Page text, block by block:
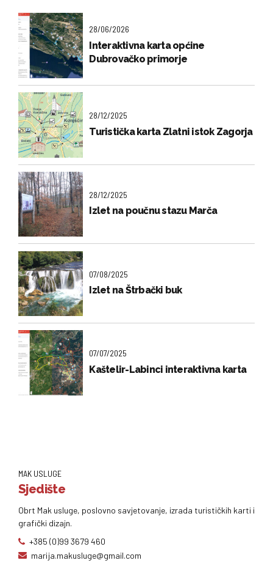
28/06/2026
Interaktivna karta općine
Dubrovačko primorje
28/12/2025
Turistička karta Zlatni istok Zagorja
28/12/2025
Izlet na poučnu stazu Marča
07/08/2025
Izlet na Štrbački buk
07/07/2025
Kaštelir-Labinci interaktivna karta
MAK USLUGE
Sjedište
Obrt Mak usluge, poslovno savjetovanje, izrada turističkih karti i
grafički dizajn.
+385 (0)99 3679 460
marija.makusluge@gmail.com